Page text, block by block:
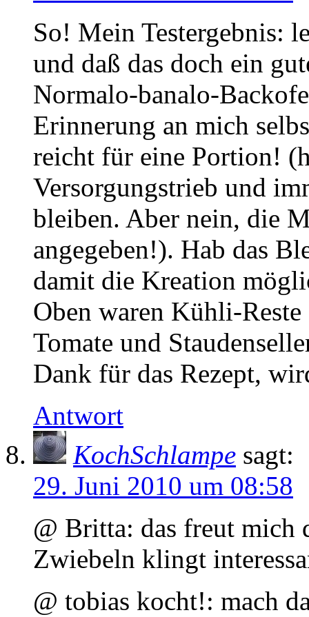
So! Mein Testergebnis:
und daß das doch ein
Normalo-banalo-
Erinnerung an mich
reicht für eine Portion!
Versorgungstrieb und
bleiben. Aber nein, die
angegeben!). Hab das
damit die Kreation
Oben waren Kühli-
Tomate und
Dank für das Rezept,
Antwort
KochSchlampe sagt:
29. Juni 2010 um 08:58
@ Britta: das freut mich
Zwiebeln klingt
@ tobias kocht!: mach